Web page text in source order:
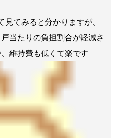
てみると分かりますが、
当たりの負担割合が軽減さ
維持費も低くて楽です